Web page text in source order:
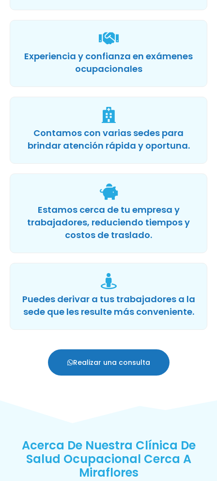
Experiencia y confianza en exámenes
ocupacionales
Contamos con varias sedes para
brindar atención rápida y oportuna.
Estamos cerca de tu empresa y
trabajadores, reduciendo tiempos y
costos de traslado.
Puedes derivar a tus trabajadores a la
sede que les resulte más conveniente.
Realizar una consulta
Acerca De Nuestra Clínica De
Salud Ocupacional Cerca A
Miraflores